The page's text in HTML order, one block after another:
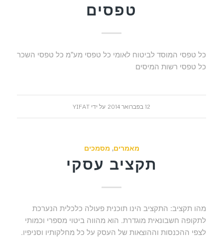
טפסים
כל טפסי המוסד לביטוח לאומי כל טפסי מע"מ כל טפסי השכר
כל טפסי רשות המיסים
12 בפברואר 2014 על ידי YIFAT
מאמרים, מסמכים
תקציב עסקי
מהו תקציב: התקציב הינו תוכנית פעולה כלכלית הנערכת
לתקופה חשבונאית מוגדרת. הוא מהווה ביטוי מספרי וכמותי
לצפי ההכנסות וההוצאות של העסק על כל מחלקותיו וסניפיו.